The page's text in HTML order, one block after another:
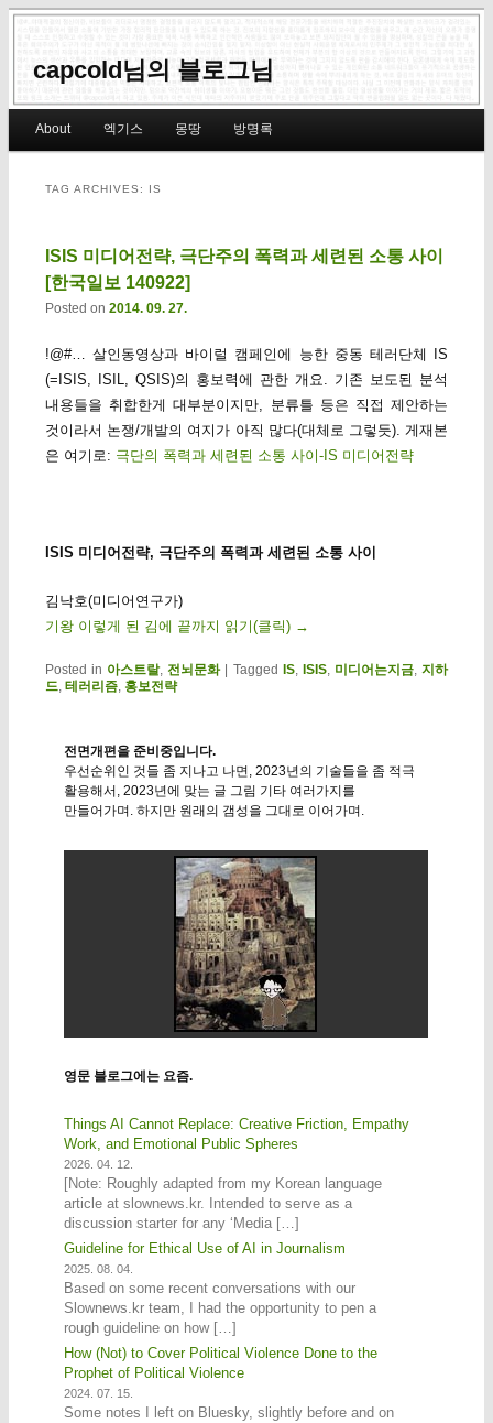
capcold님의 블로그님
Skip to primary content
Skip to secondary content
About 엑기스 몽땅 방명록
TAG ARCHIVES: IS
ISIS 미디어전략, 극단주의 폭력과 세련된 소통 사이
[한국일보 140922]
Posted on 2014. 09. 27.
!@#… 살인동영상과 바이럴 캠페인에 능한 중동 테러단체 IS
(=ISIS, ISIL, QSIS)의 홍보력에 관한 개요. 기존 보도된 분석
내용들을 취합한게 대부분이지만, 분류틀 등은 직접 제안하는
것이라서 논쟁/개발의 여지가 아직 많다(대체로 그렇듯). 게재본
은 여기로: 극단의 폭력과 세련된 소통 사이-IS 미디어전략
ISIS 미디어전략, 극단주의 폭력과 세련된 소통 사이
김낙호(미디어연구가)
기왕 이렇게 된 김에 끝까지 읽기(클릭) →
Posted in 아스트랄, 전뇌문화 Tagged IS, ISIS, 미디어는지금,지하
드, 테러리즘, 홍보전략
전면개편을 준비중입니다.
우선순위인 것들 좀 지나고 나면, 2023년의 기술들을 좀 적극
활용해서, 2023년에 맞는 글 그림 기타 여러가지를
만들어가며. 하지만 원래의 갬성을 그대로 이어가며.
영문 블로그에는 요즘.
Things AI Cannot Replace: Creative Friction, Empathy
Work, and Emotional Public Spheres
2026. 04. 12.
[Note: Roughly adapted from my Korean language
article at slownews.kr. Intended to serve as a
discussion starter for any ‘Media […]
Guideline for Ethical Use of AI in Journalism
2025. 08. 04.
Based on some recent conversations with our
Slownews.kr team, I had the opportunity to pen a
rough guideline on how […]
How (Not) to Cover Political Violence Done to the
Prophet of Political Violence
2024. 07. 15.
Some notes I left on Bluesky, slightly before and on